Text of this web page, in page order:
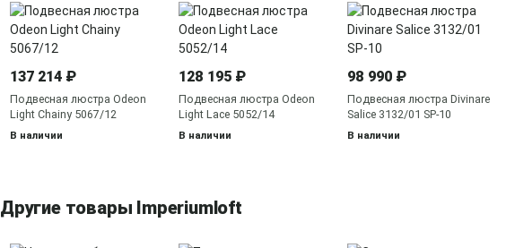
137 214 ₽
Подвесная люстра Odeon
Light Chainy 5067/12
В наличии
128 195 ₽
Подвесная люстра Odeon
Light Lace 5052/14
В наличии
98 990 ₽
Подвесная люстра Divinare
Salice 3132/01 SP-10
В наличии
Другие товары Imperiumloft